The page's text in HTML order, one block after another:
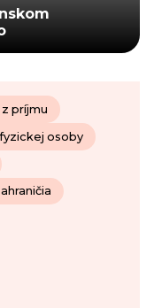
príjmu
osoby